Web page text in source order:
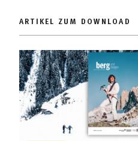
ARTIKEL ZUM DOWNLOAD